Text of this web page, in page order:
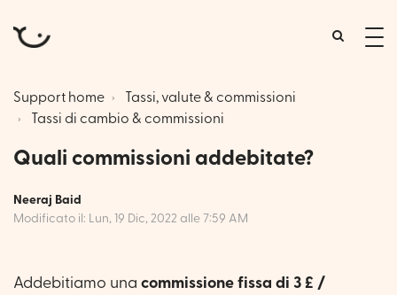
Support home
Tassi, valute & commissioni
Tassi di cambio & commissioni
Quali commissioni addebitate?
Neeraj Baid
Modificato il: Lun, 19 Dic, 2022 alle 7:59 AM
Addebitiamo una commissione fissa di 3 £ /